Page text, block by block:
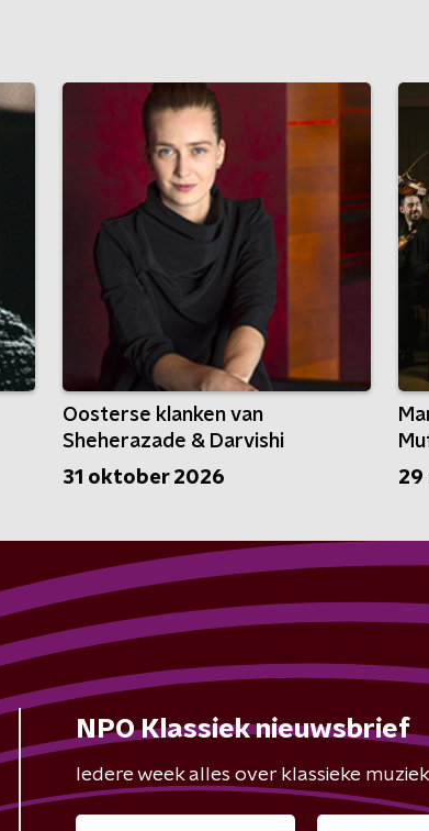
Oosterse klanken van
Sheherazade & Darvishi
31 oktober 2026
29
NPO Klassiek nieuwsbrief
Iedere week alles over klassieke